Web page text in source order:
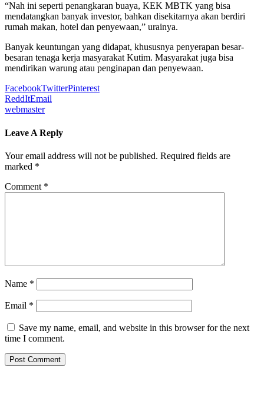
“Nah ini seperti penangkaran buaya, KEK MBTK yang bisa
mendatangkan banyak investor, bahkan disekitarnya akan berdiri
rumah makan, hotel dan penyewaan,” urainya.
Banyak keuntungan yang didapat, khususnya penyerapan besar-
besaran tenaga kerja masyarakat Kutim. Masyarakat juga bisa
mendirikan warung atau penginapan dan penyewaan.
FacebookTwitterPinterest
ReddItEmail
webmaster
Leave A Reply
Your email address will not be published. Required fields are
marked *
Comment *
Name *
Email *
Save my name, email, and website in this browser for the next
time I comment.